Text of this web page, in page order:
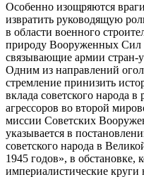
Особенно изощряются
извратить руководящую
в области военного
природу Вооруженных Сил
связывающие армии стран-
Одним из направлений
стремление принизить
вклада советского народа
агрессоров во второй
миссии Советских
указывается в
советского народа в
1945 годов», в обстановке,
империалистические круги